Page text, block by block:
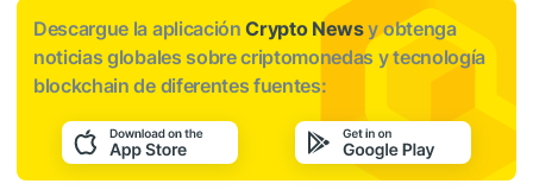
Descargue la aplicaciónCrypto Newsy obtenga
noticias globales sobre criptomonedas y tecnología
blockchain de diferentes fuentes: